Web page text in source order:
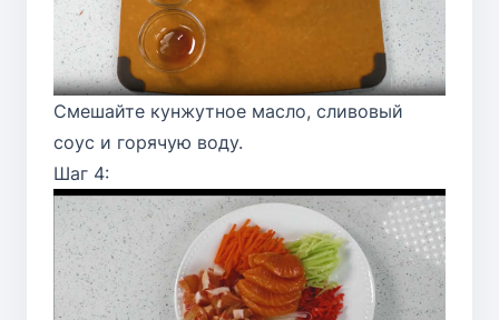
Смешайте кунжутное масло, сливовый
соус и горячую воду.
Шаг 4: